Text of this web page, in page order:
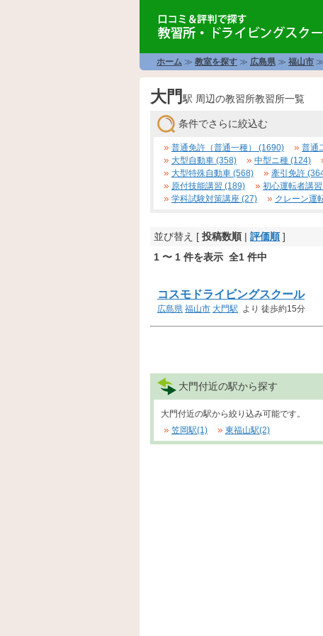
ホーム ≫ 教室を探す ≫ 広島県 ≫ 福山市 ≫
大門駅 周辺の教習所教習所一覧
条件でさらに絞込む
普通免許（普通一種） (1690) 普通
大型自動車 (358)
中型ニ種 (124)
大型特殊自動車 (568)
牽引免許
原付技能講習 (189)
初心運転者講
学科試験対策講座 (27)
クレーン運
並び替え [ 投稿数順| 評価順]
1 〜 1 件を表示 全1 件中
コスモドライビングスクール
広島県 福山市 大門駅 より 徒歩約15分
大門付近の駅から探す
大門付近の駅から絞り込み可能です。
笠岡駅(1)
東福山駅(2)